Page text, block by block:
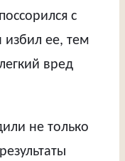
с
избил ее, тем
вред
не только